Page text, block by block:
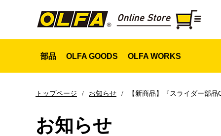
部品 OLFA GOODS OLFA WORKS
トップページ お知らせ 【新商品】『スライダー部
お知らせ